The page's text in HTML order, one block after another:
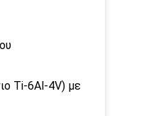
Ti-6Al-4V) με